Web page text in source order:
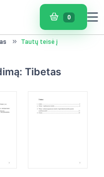
0
Tautų teisė į
Tibetas